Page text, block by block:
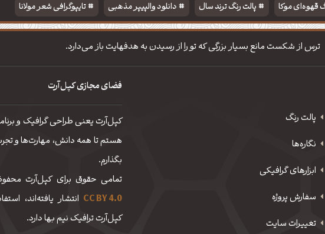
قهوه‌ای موکا پالت رنگ ترند سال دانلود والپیپر مذهبی تایپوگرافی شعر مولانا
ترس از شکست مانع بسیار بزرگی که تو را از رسیدن به هدفهایت باز می‌دارد.
پالت رنگ
نگاره‌ها
ابزارهای گرافیکی
سفارش پروژه
تغییرات سایت
فضای مجازی کپل‌آرت
کپل‌آرت یعنی طراحی گرافیک و
هستم تا همه دانش، مهارت‌‌ها و
بگذارم.
تمامی حقوق برای کپل‌آرت
CC BY 4.0 انتشار یافته‌اند،
کپل‌آرت ترافیک نیم بها دارد.